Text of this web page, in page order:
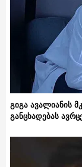
გიგა ავალიანის
განცხადებას